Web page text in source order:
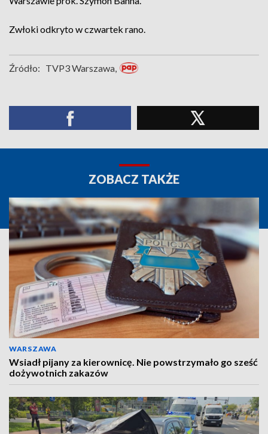
Zwłoki odkryto w czwartek rano.
Źródło: TVP3 Warszawa,
ZOBACZ TAKŻE
WARSZAWA
Wsiadł pijany za kierownicę. Nie powstrzymało go sześć
dożywotnich zakazów